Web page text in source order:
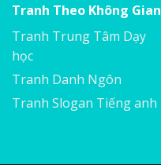
Tranh Theo Không Gian
Tranh Trung Tâm Dạy
học
Tranh Danh Ngôn
Tranh Slogan Tiếng anh